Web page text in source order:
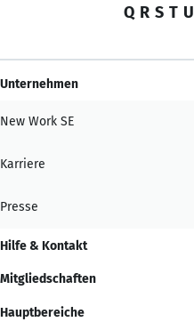
Q R S T U
Unternehmen
New Work SE
Karriere
Presse
Hilfe & Kontakt
Mitgliedschaften
Hauptbereiche